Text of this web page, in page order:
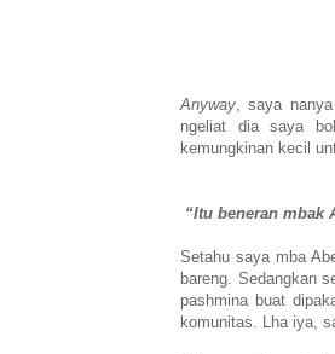
Anyway, saya
ngeliat dia saya
kemungkinan kecil
“Itu beneran mbak
Setahu saya mba
bareng. Sedangkan
pashmina buat
komunitas. Lha iya,